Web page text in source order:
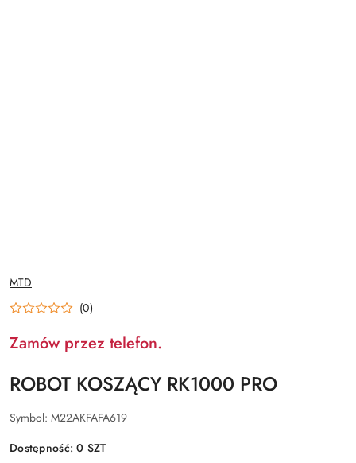
NAZWA
PRODUCENTA:
MTD
(0)
Zamów przez telefon.
ROBOT KOSZĄCY RK1000 PRO
Symbol: M22AKFAFA619
Dostępność:0 SZT